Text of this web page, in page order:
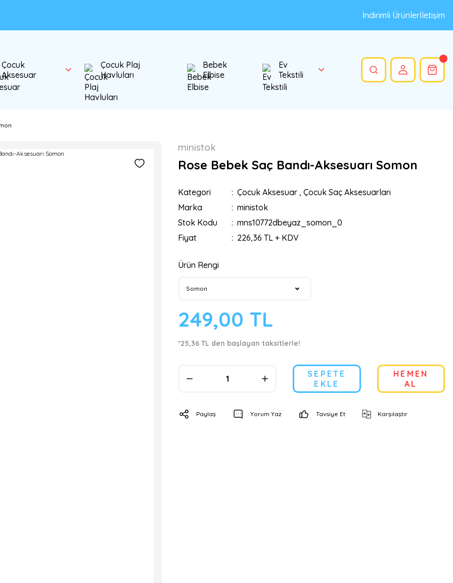
İndirimli Ürünlerİletişim
Çocuk
Aksesuar
Çocuk Plaj
Havluları
Bebek
Elbise
Ev
Tekstili
ministok
Rose Bebek Saç Bandı-Aksesuarı Somon
Kategori Çocuk Aksesuar , Çocuk Saç Aksesuarları
Marka
ministok
Stok Kodu
mns10772dbeyaz_somon_0
Fiyat
226,36 TL + KDV
Ürün Rengi
249,00 TL
*25,36 TL den başlayan taksitlerle!
SEPETE
EKLE
HEMEN
AL
Paylaş Yorum Yaz Tavsiye Et Karşılaştır